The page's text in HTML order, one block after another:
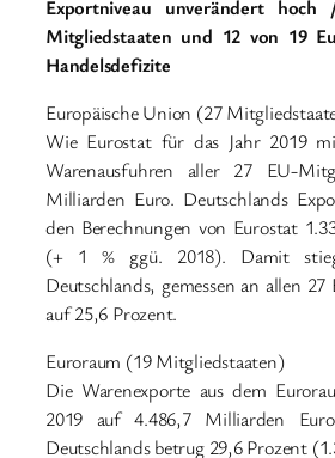
Exportniveau unverändert
Mitgliedstaaten und 12 von 19
Handelsdefizite
Europäische Union (27
Wie Eurostat für das Jahr 2019
Warenausfuhren aller 27 EU-
Milliarden Euro. Deutschlands
den Berechnungen von Eurostat
(+ 1 % ggü. 2018). Damit
Deutschlands, gemessen an allen
auf 25,6 Prozent.
Euroraum (19 Mitgliedstaaten)
Die Warenexporte aus dem
2019 auf 4.486,7 Milliarden
Deutschlands betrug 29,6 Prozent